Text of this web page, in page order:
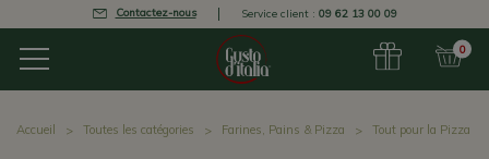
Contactez-nous Service client : 09 62 13 00 09
0
Accueil Toutes les catégories Farines, Pains & Pizza Tout pour la Pizza